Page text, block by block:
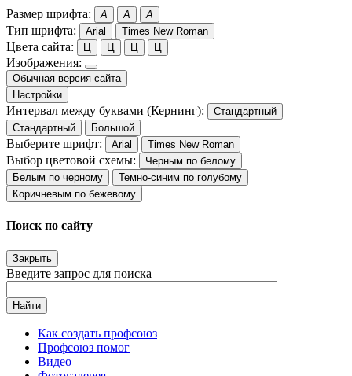
Размер шрифта: A A A
Тип шрифта: Arial Times New Roman
Цвета сайта: Ц Ц Ц Ц
Изображения:
Обычная версия сайта
Настройки
Интервал между буквами (Кернинг):
Стандартный
Стандартный
Большой
Выберите шрифт: Arial Times New Roman
Выбор цветовой схемы:
Черным по белому
Белым по черному
Темно-синим по голубому
Коричневым по бежевому
Поиск по сайту
Закрыть
Введите запрос для поиска
Найти
Как создать профсоюз
Профсоюз помог
Видео